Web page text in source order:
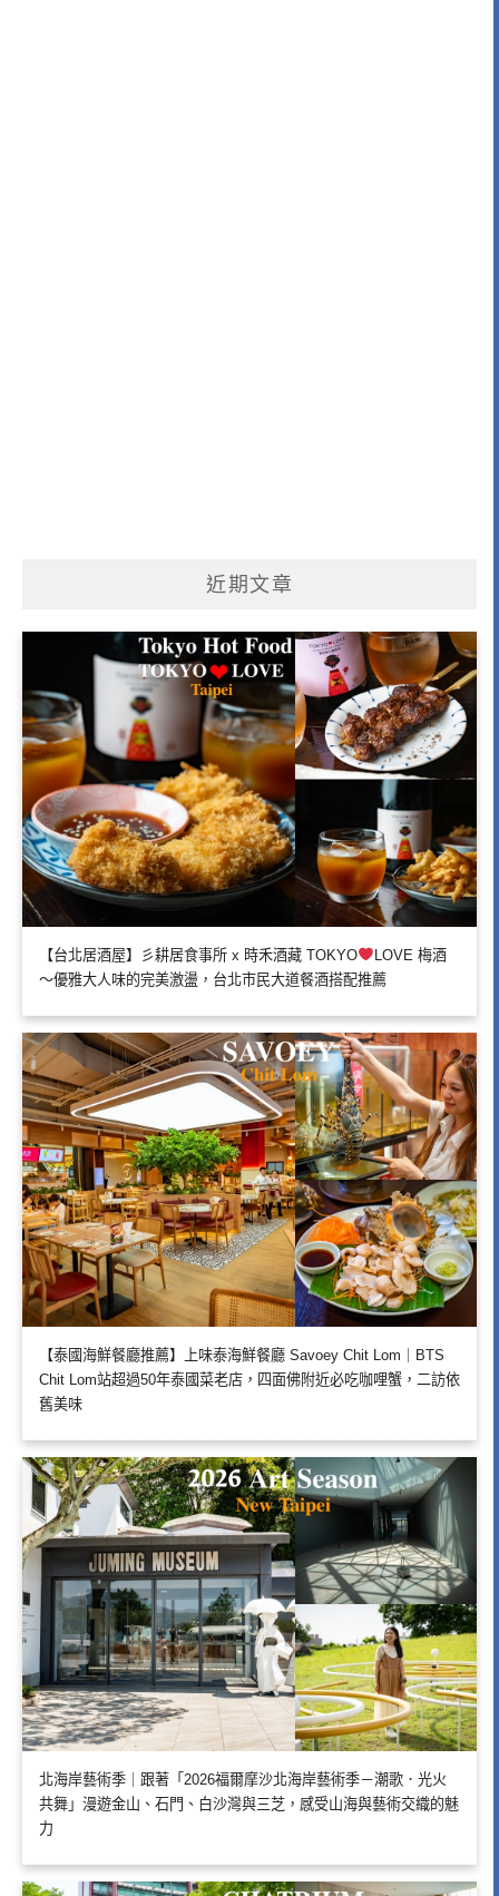
近期文章
【台北居酒屋】彡耕居食事所 x 時禾酒藏 TOKYO
LOVE 梅酒
～優雅大人味的完美激盪，台北市民大道餐酒搭配推薦
【泰國海鮮餐廳推薦】上味泰海鮮餐廳 Savoey Chit Lom｜BTS
Chit Lom站超過50年泰國菜老店，四面佛附近必吃咖哩蟹，二訪依
舊美味
北海岸藝術季｜跟著「2026福爾摩沙北海岸藝術季－潮歌．光火
共舞」漫遊金山、石門、白沙灣與三芝，感受山海與藝術交織的魅
力